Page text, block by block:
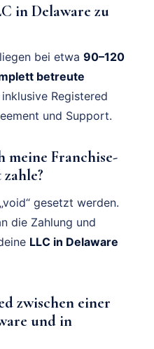
in Delaware zu
bei etwa 90–120
betreute
inklusive Registered
und Support.
meine Franchise-
gesetzt werden.
die Zahlung und
LLC in Delaware
zwischen einer
und in